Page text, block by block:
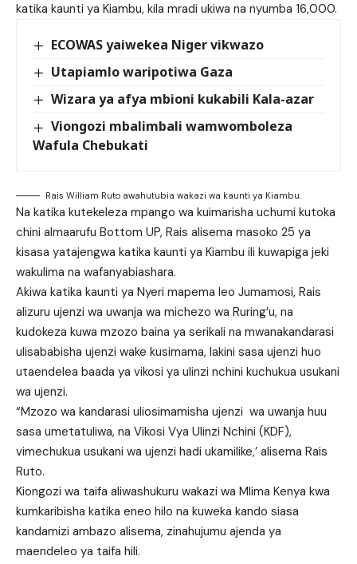
katika kaunti ya Kiambu, kila mradi ukiwa na nyumba 16,000.
ECOWAS yaiwekea Niger vikwazo
Utapiamlo waripotiwa Gaza
Wizara ya afya mbioni kukabili Kala-azar
Viongozi mbalimbali wamwomboleza
Wafula Chebukati
Rais William Ruto awahutubia wakazi wa kaunti ya Kiambu.
Na katika kutekeleza mpango wa kuimarisha uchumi kutoka
chini almaarufu Bottom UP, Rais alisema masoko 25 ya
kisasa yatajengwa katika kaunti ya Kiambu ili kuwapiga jeki
wakulima na wafanyabiashara.
Akiwa katika kaunti ya Nyeri mapema leo Jumamosi, Rais
alizuru ujenzi wa uwanja wa michezo wa Ruring’u, na
kudokeza kuwa mzozo baina ya serikali na mwanakandarasi
ulisababisha ujenzi wake kusimama, lakini sasa ujenzi huo
utaendelea baada ya vikosi ya ulinzi nchini kuchukua usukani
wa ujenzi.
“Mzozo wa kandarasi uliosimamisha ujenzi wa uwanja huu
sasa umetatuliwa, na Vikosi Vya Ulinzi Nchini (KDF),
vimechukua usukani wa ujenzi hadi ukamilike,’ alisema Rais
Ruto.
Kiongozi wa taifa aliwashukuru wakazi wa Mlima Kenya kwa
kumkaribisha katika eneo hilo na kuweka kando siasa
kandamizi ambazo alisema, zinahujumu ajenda ya
maendeleo ya taifa hili.